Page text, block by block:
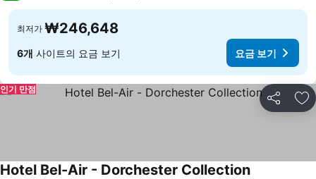
최저가 ₩246,648
6개 사이트의 요금 보기 요금 보기
공유 즐
인기 만점
Hotel Bel-Air - Dorchester Collection